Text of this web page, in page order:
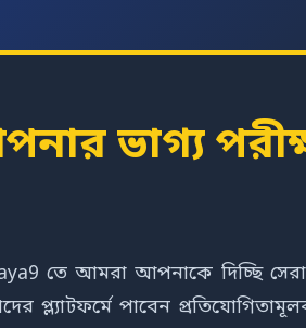
ভাগ্য
তে আমরা আপনাকে দিচ্ছি
প্ল্যাটফর্মে পাবেন